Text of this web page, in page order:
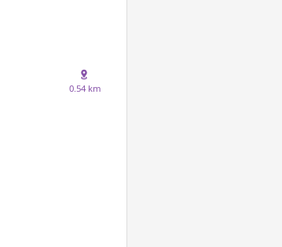
0.54 km